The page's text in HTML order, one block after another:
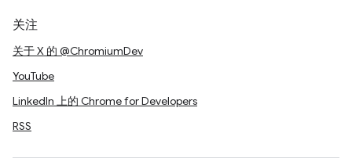
关注
关于 X 的 @ChromiumDev
YouTube
LinkedIn 上的 Chrome for Developers
RSS